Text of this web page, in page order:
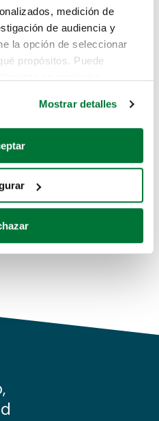
medición de
de audiencia y
la opción de seleccionar
propósitos. Puede
su ubicación geográfica
analizándolo activamente
específicas (huellas
cómo se procesan sus
haga del sitio web con
publicidad y análisis
Mostrar detalles
hasta aquí.
coche que estás
enlaces: